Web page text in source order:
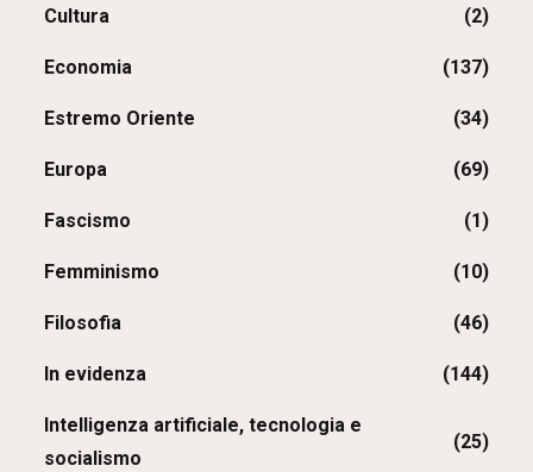
Cultura (2)
Economia (137)
Estremo Oriente (34)
Europa (69)
Fascismo (1)
Femminismo (10)
Filosofia (46)
In evidenza (144)
Intelligenza artificiale, tecnologia e
socialismo
(25)